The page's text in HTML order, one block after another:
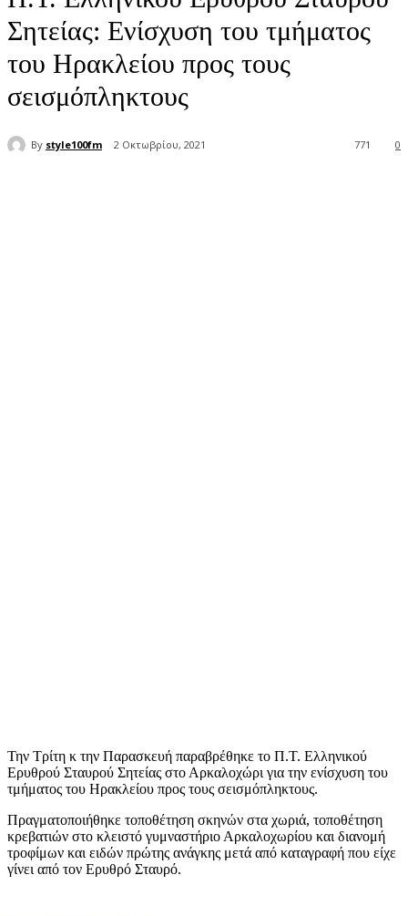
Σητείας: Ενίσχυση του τμήματος
του Ηρακλείου προς τους
σεισμόπληκτους
By style100fm 2 Οκτωβρίου, 2021 0
771
Την Τρίτη κ την Παρασκευή παραβρέθηκε το Π.Τ. Ελληνικού
Ερυθρού Σταυρού Σητείας στο Αρκαλοχώρι για την ενίσχυση του
τμήματος του Ηρακλείου προς τους σεισμόπληκτους.
Πραγματοποιήθηκε τοποθέτηση σκηνών στα χωριά, τοποθέτηση
κρεβατιών στο κλειστό γυμναστήριο Αρκαλοχωρίου και διανομή
τροφίμων και ειδών πρώτης ανάγκης μετά από καταγραφή που είχε
γίνει από τον Ερυθρό Σταυρό.